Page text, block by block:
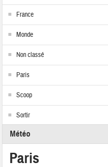
France
Monde
Non classé
Paris
Scoop
Sortir
Météo
Paris